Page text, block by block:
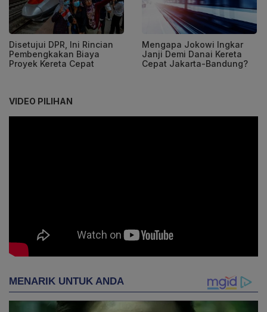
Disetujui DPR, Ini Rincian
Pembengkakan Biaya
Proyek Kereta Cepat
Mengapa Jokowi Ingkar
Janji Demi Danai Kereta
Cepat Jakarta-Bandung?
VIDEO PILIHAN